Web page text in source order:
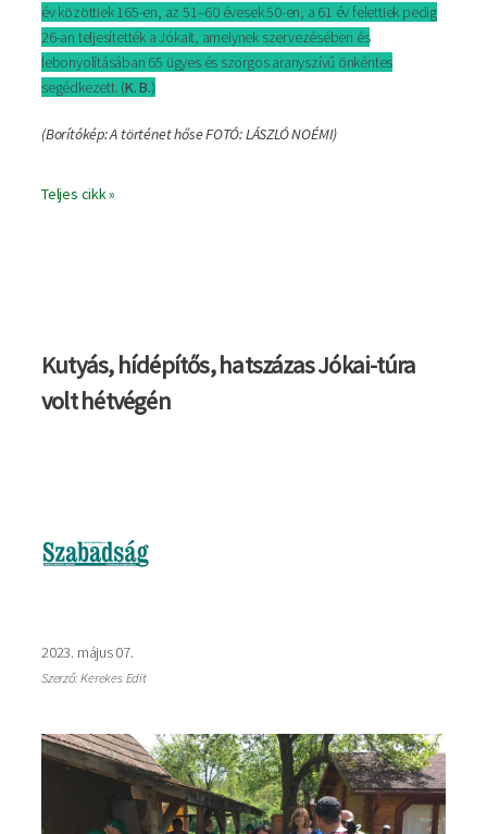
év közöttiek 165-en, az 51–60 évesek 50-en, a 61 év felettiek pedig
26-an teljesítették a Jókait, amelynek szervezésében és
lebonyolításában 65 ügyes és szorgos aranyszívű önkéntes
segédkezett. (K. B.)
(Borítókép: A történet hőse FOTÓ: LÁSZLÓ NOÉMI)
Teljes cikk »
Kutyás, hídépítős, hatszázas Jókai-túra
volt hétvégén
2023. május 07.
Szerző: Kerekes Edit